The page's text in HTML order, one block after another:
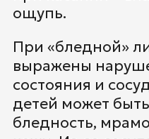
ощупь.
При «бледной»
выражены
состояния и
детей может
бледность,